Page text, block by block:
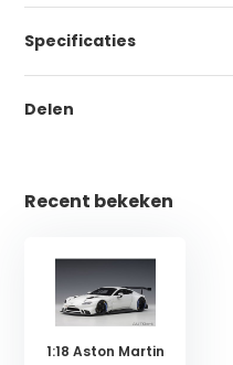
Specificaties
Delen
Recent bekeken
1:18 Aston Martin